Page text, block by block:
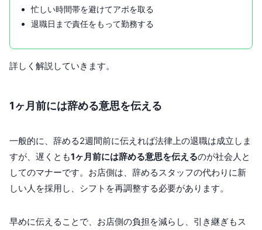
忙しい時間帯を避けてアポを取る
退職日まで責任をもって勤務する
詳しく解説していきます。
1ヶ月前には辞める意思を伝える
一般的に、辞める2週間前に伝えれば法律上の退職は成立しま
すが、遅くとも1ヶ月前には辞める意思を伝えるのが社会人と
してのマナーです。お店側は、辞めるスタッフの代わりに新
しい人を採用し、シフトを再調整する必要があります。
早めに伝えることで、お店側の負担を減らし、引き継ぎもス